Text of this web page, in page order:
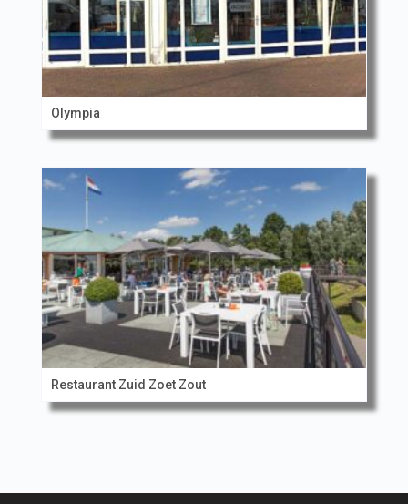
Olympia
Restaurant Zuid Zoet Zout